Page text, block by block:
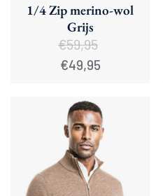
1/4 Zip merino-wol
Grijs
€59,95
Oorspronkelijke
prijs
€49,95Huidige
prijs